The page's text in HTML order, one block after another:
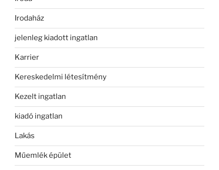
Irodaház
jelenleg kiadott ingatlan
Karrier
Kereskedelmi létesítmény
Kezelt ingatlan
kiadó ingatlan
Lakás
Műemlék épület